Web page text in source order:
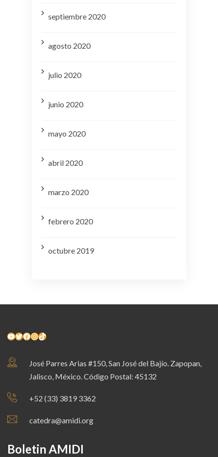
septiembre 2020
agosto 2020
julio 2020
junio 2020
mayo 2020
abril 2020
marzo 2020
febrero 2020
octubre 2019
YouTube Twitter Facebook InstagramTikTok
José Parres Arias #150, San José del Bajío. Zapopan,
Jalisco, México. Código Postal: 45132
+52 (33) 3819 3362
catedra@amidi.org
Boletin AMIDI